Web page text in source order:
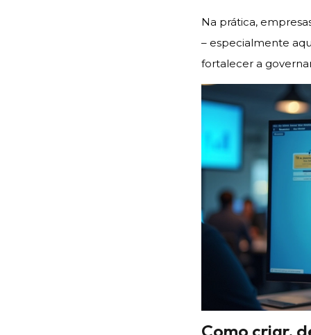
Na prática,
– especialmente
fortalecer a